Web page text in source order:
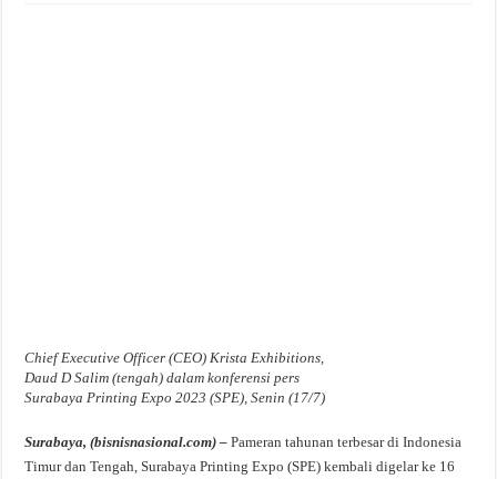
Chief Executive Officer (CEO) Krista Exhibitions,
Daud D Salim (tengah) dalam konferensi pers
Surabaya Printing Expo 2023 (SPE), Senin (17/7)
Surabaya, (bisnisnasional.com) – Pameran tahunan terbesar di Indonesia
Timur dan Tengah, Surabaya Printing Expo (SPE) kembali digelar ke 16